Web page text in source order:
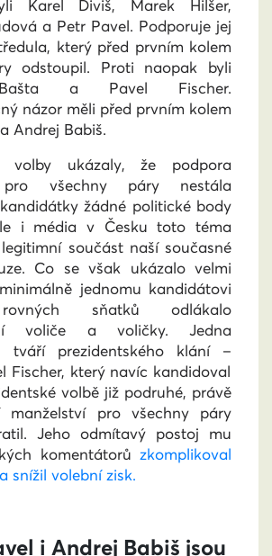
Karel Diviš, Marek Hilšer,
a Petr Pavel. Podporuje jej
který před prvním kolem
odstoupil. Proti naopak byli
a Pavel Fischer.
názor měli před prvním kolem
Andrej Babiš.
volby ukázaly, že podpora
pro všechny páry nestála
žádné politické body
i média v Česku toto téma
součást naší současné
Co se však ukázalo velmi
jednomu kandidátovi
sňatků odlákalo
voliče a voličky.
Jedna
tváří prezidentského klání –
Fischer, který navíc kandidoval
volbě již podruhé, právě
manželství pro všechny páry
Jeho odmítavý postoj mu
komentátorů zkomplikoval
snížil volební zisk.
i Andrej Babiš jsou